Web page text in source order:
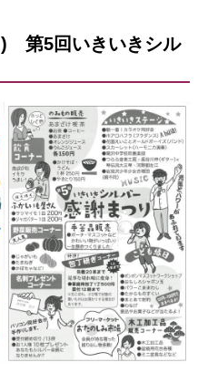
) 第5回いきいきシル